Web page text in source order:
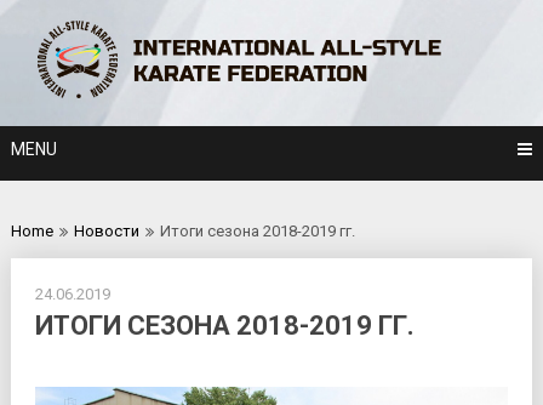
content
MENU
Home Новости Итоги сезона 2018-2019 гг.
24.06.2019
ИТОГИ СЕЗОНА 2018-2019 ГГ.